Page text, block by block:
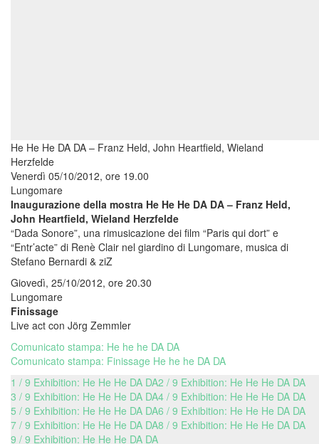
He He He DA DA – Franz Held, John Heartfield, Wieland
Herzfelde
Venerdì 05/10/2012, ore 19.00
Lungomare
Inaugurazione della mostra He He He DA DA – Franz Held,
John Heartfield, Wieland Herzfelde
“Dada Sonore”, una rimusicazione dei film “Paris qui dort” e
“Entr’acte” di Renè Clair nel giardino di Lungomare, musica di
Stefano Bernardi & ziZ
Giovedì, 25/10/2012, ore 20.30
Lungomare
Finissage
Live act con Jörg Zemmler
Comunicato stampa: He he he DA DA
Comunicato stampa: Finissage He he he DA DA
1 / 9 Exhibition: He He He DA DA2 / 9 Exhibition: He He He DA DA
3 / 9 Exhibition: He He He DA DA4 / 9 Exhibition: He He He DA DA
5 / 9 Exhibition: He He He DA DA6 / 9 Exhibition: He He He DA DA
7 / 9 Exhibition: He He He DA DA8 / 9 Exhibition: He He He DA DA
9 / 9 Exhibition: He He He DA DA